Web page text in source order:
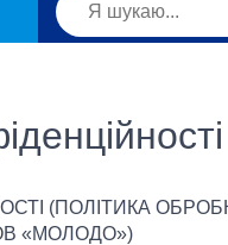
(ПОЛІТИКА
«МОЛОДО»)